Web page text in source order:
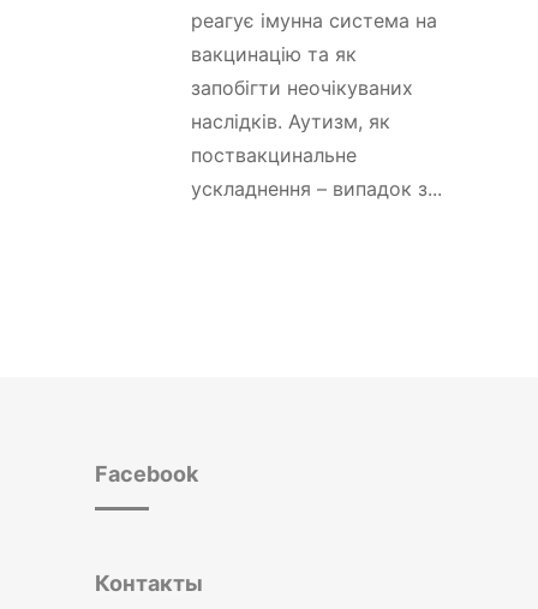
реагує імунна система на
вакцинацію та як
запобігти неочікуваних
наслідків. Аутизм, як
поствакцинальне
ускладнення – випадок з...
Facebook
Контакты